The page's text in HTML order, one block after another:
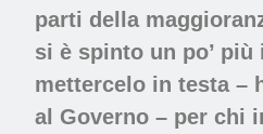
parti della
si è spinto un po’ più
mettercelo in testa –
al Governo – per chi